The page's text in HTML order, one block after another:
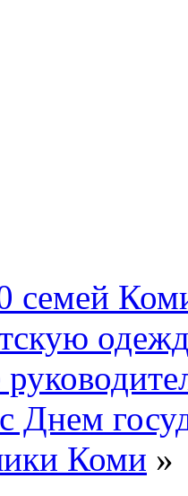
семей
Днем
Коми »